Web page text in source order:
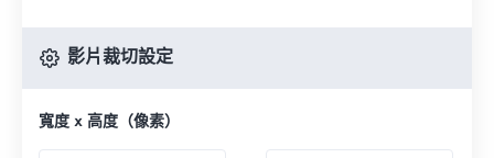
影片裁切設定
寬度 x 高度（像素）